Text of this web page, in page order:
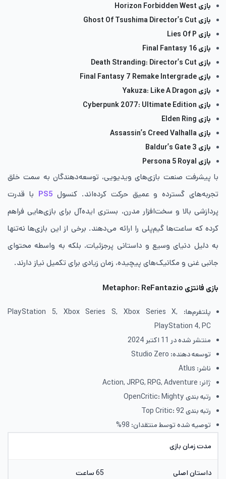
بازی Horizon Forbidden West
بازی Ghost Of Tsushima Director’s Cut
بازی Lies Of P
بازی Final Fantasy 16
بازی Death Stranding: Director’s Cut
بازی Final Fantasy 7 Remake Intergrade
بازی Yakuza: Like A Dragon
بازی Cyberpunk 2077: Ultimate Edition
بازی Elden Ring
بازی Assassin’s Creed Valhalla
بازی Baldur’s Gate 3
بازی Persona 5 Royal
با پیشرفت صنعت بازی‌های ویدیویی، توسعه‌دهندگان به سمت خلق
تجربه‌های گسترده و عمیق حرکت کرده‌اند. کنسول PS5 با قدرت
پردازشی بالا و سخت‌افزار مدرن، بستری ایده‌آل برای بازی‌هایی فراهم
کرده که ساعت‌ها گیم‌پلی را ارائه می‌دهند. برخی از این بازی‌ها نه‌تنها
به دلیل دنیای وسیع و داستانی پرجزئیات، بلکه به واسطه محتوای
جانبی غنی و مکانیک‌های پیچیده، زمان زیادی برای تکمیل نیاز دارند.
بازی فانتزی Metaphor: ReFantazio
پلتفرم‌ها: PlayStation 5, Xbox Series S, Xbox Series X,
PlayStation 4, PC
منتشر شده در 11 اکتبر 2024
توسعه دهنده: Studio Zero
ناشر: Atlus
ژانر: Action, JRPG, RPG, Adventure
رتبه بندی OpenCritic: Mighty
رتبه بندی Top Critic: 92
توصیه شده توسط منتقدان: 98%
مدت زمان بازی
داستان اصلی 65 ساعت